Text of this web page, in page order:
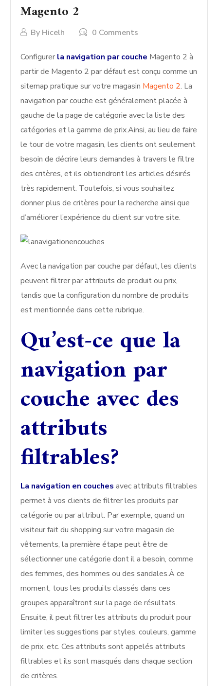
Magento 2
By Hicelh 0 Comments
Configurer la navigation par couche Magento 2 à
partir de Magento 2 par défaut est conçu comme un
sitemap pratique sur votre magasin Magento 2. La
navigation par couche est généralement placée à
gauche de la page de catégorie avec la liste des
catégories et la gamme de prix.Ainsi, au lieu de faire
le tour de votre magasin, les clients ont seulement
besoin de décrire leurs demandes à travers le filtre
des critères, et ils obtiendront les articles désirés
très rapidement. Toutefois, si vous souhaitez
donner plus de critères pour la recherche ainsi que
d’améliorer l’expérience du client sur votre site.
Avec la navigation par couche par défaut, les clients
peuvent filtrer par attributs de produit ou prix,
tandis que la configuration du nombre de produits
est mentionnée dans cette rubrique.
Qu’est-ce que la
navigation par
couche avec des
attributs
filtrables?
La navigation en couches avec attributs filtrables
permet à vos clients de filtrer les produits par
catégorie ou par attribut. Par exemple, quand un
visiteur fait du shopping sur votre magasin de
vêtements, la première étape peut être de
sélectionner une catégorie dont il a besoin, comme
des femmes, des hommes ou des sandales.À ce
moment, tous les produits classés dans ces
groupes apparaîtront sur la page de résultats.
Ensuite, il peut filtrer les attributs du produit pour
limiter les suggestions par styles, couleurs, gamme
de prix, etc. Ces attributs sont appelés attributs
filtrables et ils sont masqués dans chaque section
de critères.